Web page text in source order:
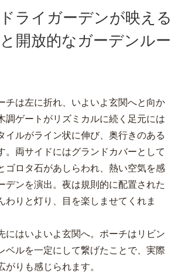
ライガーデンが映える
開放的なガーデンルー
チは左に折れ、いよいよ玄関へと向か
調ゲートがリズミカルに続く足元には
イルがライン状に伸び、奥行きのある
。両サイドにはグランドカバーとして
ゴロタ石があしらわれ、熱い空気を感
デンを演出。夜は規則的に配置された
わりと灯り、目を楽しませてくれま
にはいよいよ玄関へ。ポーチはリビン
ベルを一定にして繋げたことで、実際
りも感じられます。